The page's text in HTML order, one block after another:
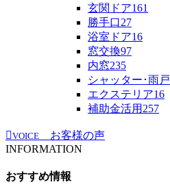
玄関ドア161
勝手口27
浴室ドア16
窓交換97
内窓235
シャッター･雨戸
エクステリア16
補助金活用 257
VOICE
お客様の声
INFORMATION
おすすめ情報